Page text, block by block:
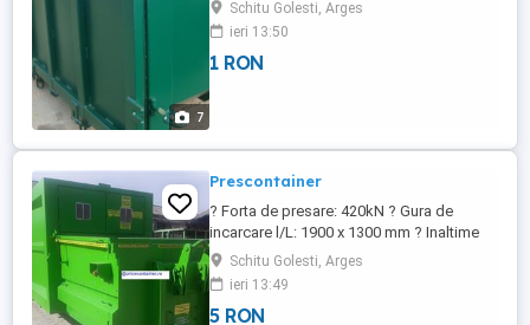
7
animaliere. 024852912.
Schitu Golesti, Arges
ieri 13:50
1 RON
Prescontainer
? Forta de presare: 420kN ? Gura de
incarcare l/L: 1900 x 1300 mm ? Inaltime
de incarcare : 1330mm ? Complet etans la
usa din spate ? Indicator de 80-100% plin
Capacitate/ora: 120 m3 / h ? Durata
ciclului : 43 sec. ? Dimensiuni: L 7000mm, l
Schitu Golesti, Arges
ieri 13:49
5 RON